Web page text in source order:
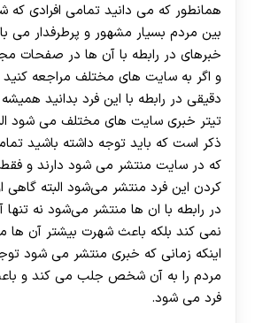
همانطور که می دانید تمامی افرادی
بین مردم بسیار مشهور و پرطرفدار می
خبرهای در رابطه با آن ها در صفحات
و اگر به سایت‌ های مختلف مراجعه کنید
دقیقی در رابطه با این فرد بدانید
تیتر خبری سایت ‌های مختلف می‌ شود
ذکر است که باید توجه داشته باشید
که در سایت منتشر می شود دارند و فقط
کردن این فرد منتشر می‌شود البته گاهی
در رابطه با ان ها منتشر می‌شود نه تنها
نمی‌ کند بلکه باعث شهرت بیشتر آن ها
اینکه زمانی که خبری منتشر می شود
مردم را به آن شخص جلب می کند و
فرد می شود.